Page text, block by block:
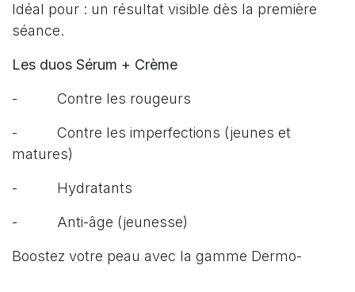
Idéal pour : un résultat visible dès la première
séance.
Les duos Sérum + Crème
- Contre les rougeurs
- Contre les imperfections (jeunes et
matures)
- Hydratants
- Anti-âge (jeunesse)
Boostez votre peau avec la gamme Dermo-